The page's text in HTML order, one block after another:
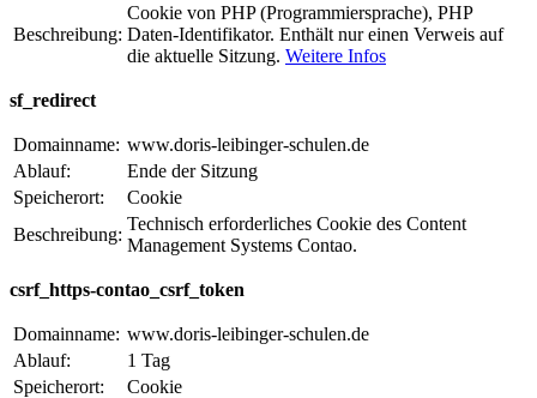
Beschreibung:
Cookie von PHP (Programmiersprache), PHP
Daten-Identifikator. Enthält nur einen Verweis auf
die aktuelle Sitzung. Weitere Infos
sf_redirect
Domainname: www.doris-leibinger-schulen.de
Ablauf:
Ende der Sitzung
Speicherort:
Cookie
Beschreibung:
Technisch erforderliches Cookie des Content
Management Systems Contao.
csrf_https-contao_csrf_token
Domainname: www.doris-leibinger-schulen.de
Ablauf:
1 Tag
Speicherort:
Cookie